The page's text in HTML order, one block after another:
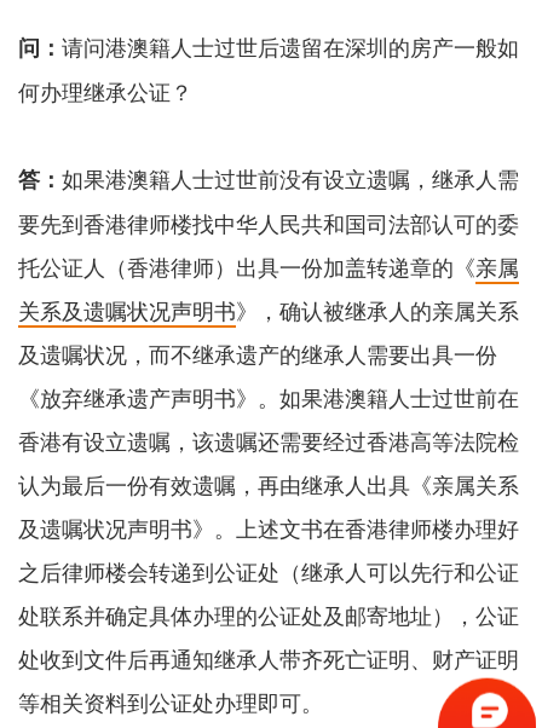
问： 请问港澳籍人士过世后遗留在深圳的房产一般如
何办理继承公证？
答： 如果港澳籍人士过世前没有设立遗嘱，继承人需
要先到香港律师楼找中华人民共和国司法部认可的委
托公证人（香港律师）出具一份加盖转递章的《亲属
关系及遗嘱状况声明书》，确认被继承人的亲属关系
及遗嘱状况，而不继承遗产的继承人需要出具一份
《放弃继承遗产声明书》。如果港澳籍人士过世前在
香港有设立遗嘱，该遗嘱还需要经过香港高等法院检
认为最后一份有效遗嘱，再由继承人出具《亲属关系
及遗嘱状况声明书》。上述文书在香港律师楼办理好
之后律师楼会转递到公证处（继承人可以先行和公证
处联系并确定具体办理的公证处及邮寄地址），公证
处收到文件后再通知继承人带齐死亡证明、财产证明
等相关资料到公证处办理即可。